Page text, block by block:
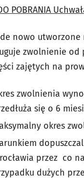
POBRANIA
nowo utworzone
zwolnienie
zajętych na
zwolnienia
się o 6
okres
przez co
dużych